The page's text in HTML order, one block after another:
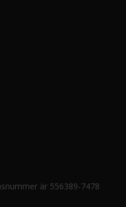
är 556389-7478